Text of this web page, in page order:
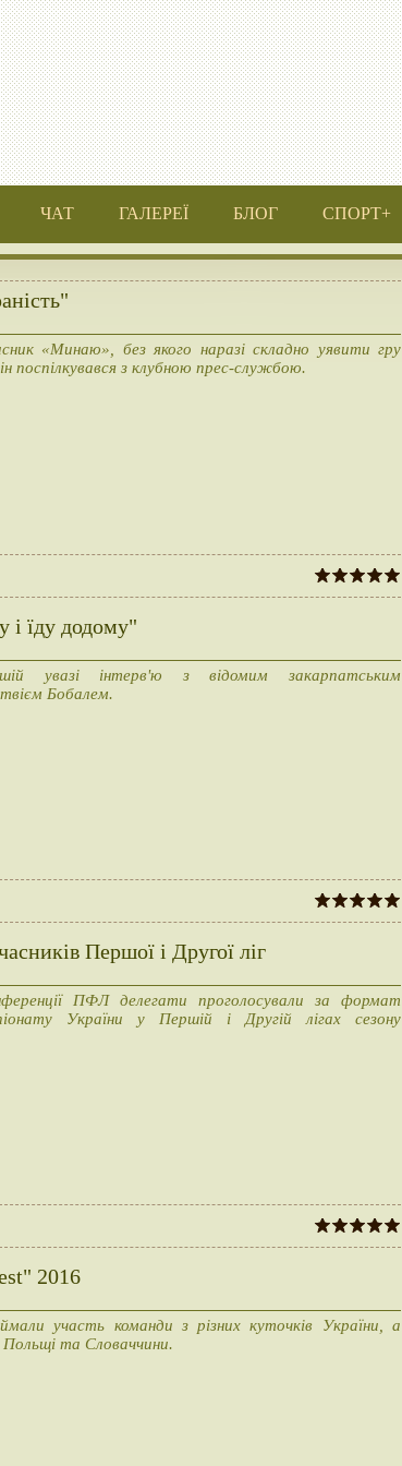
ЧАТ ГАЛЕРЕЇ БЛОГ СПОРТ+
«Минаю», без якого наразі складно уявити гру
поспілкувався з клубною прес-службою.
і їду додому"
увазі інтерв'ю з відомим закарпатським
Бобалем.
Першої і Другої ліг
ПФЛ делегати проголосували за формат
України у Першій і Другій лігах сезону
2016
участь команди з різних куточків України, а
та Словаччини.